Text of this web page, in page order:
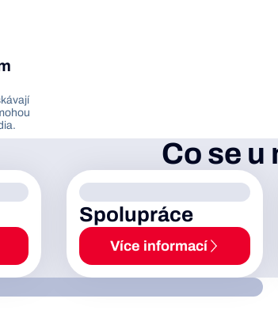
Co se u
Spolupráce
Více informací